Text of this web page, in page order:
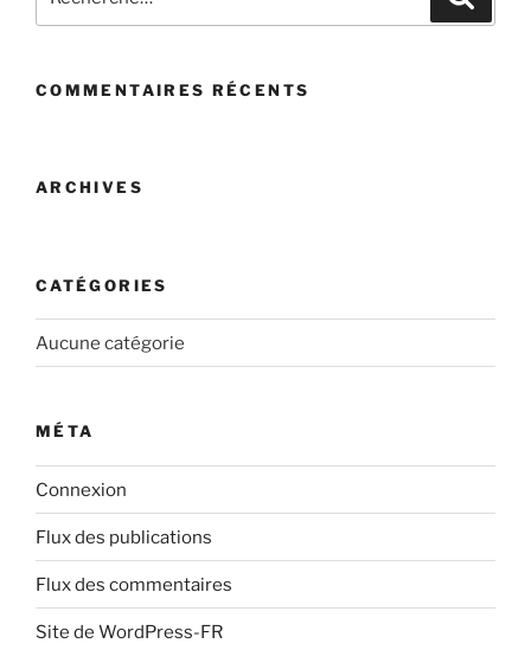
pour
COMMENTAIRES RÉCENTS
ARCHIVES
CATÉGORIES
Aucune catégorie
MÉTA
Connexion
Flux des publications
Flux des commentaires
Site de WordPress-FR